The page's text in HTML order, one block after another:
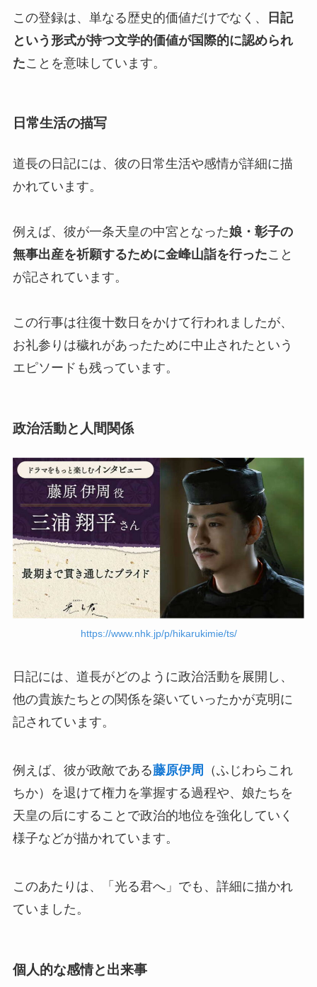
この登録は、単なる歴史的価値だけでなく、
日記
という形式が持つ文学的価値が国際的に認められ
たことを意味しています。
日常生活の描写
道長の日記には、彼の日常生活や感情が詳細に描
かれています。
例えば、彼が一条天皇の中宮となった娘・彰子の
無事出産を祈願するために金峰山詣を行ったこと
が記されています。
この行事は往復十数日をかけて行われましたが、
お礼参りは穢れがあったために中止されたという
エピソードも残っています。
政治活動と人間関係
https://www.nhk.jp/p/hikarukimie/ts/
日記には、道長がどのように政治活動を展開し、
他の貴族たちとの関係を築いていったかが克明に
記されています。
例えば、彼が政敵である藤原伊周
（ふじわらこれ
ちか）を退けて権力を掌握する過程や、娘たちを
天皇の后にすることで政治的地位を強化していく
様子などが描かれています。
このあたりは、「光る君へ」でも、詳細に描かれ
ていました。
個人的な感情と出来事